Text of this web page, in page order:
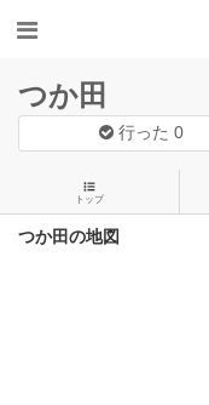
つか田
行った0
トップ
つか田の地図